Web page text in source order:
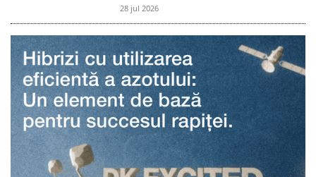
28 jul 2026